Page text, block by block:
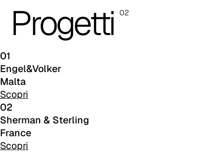
C 51F
C 53F
C 45F
C 49F
C 52F
Progetti 02
01
Engel&Volker
Malta
Scopri
02
Sherman & Sterling
France
Scopri